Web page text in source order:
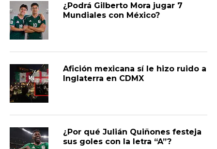
¿Podrá Gilberto Mora jugar 7
Mundiales con México?
Afición mexicana sí le hizo ruido a
Inglaterra en CDMX
¿Por qué Julián Quiñones festeja
sus goles con la letra “A”?